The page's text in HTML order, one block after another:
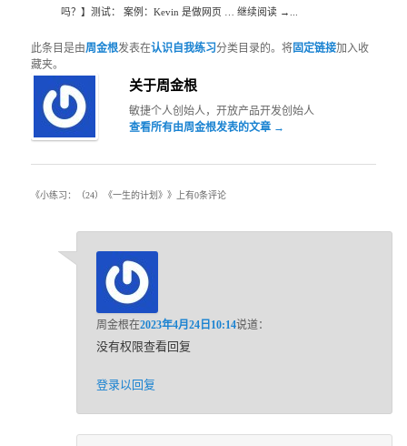
吗？】测试： 案例：Kevin 是做网页 … 继续阅读 →...
此条目是由周金根发表在认识自我练习分类目录的。将固定链接加入收
藏夹。
关于周金根
敏捷个人创始人，开放产品开发创始人
查看所有由周金根发表的文章 →
《小练习：（24）《一生的计划》 》上有0条评论
周金根在2023年4月24日10:14说道：
没有权限查看回复
登录以回复